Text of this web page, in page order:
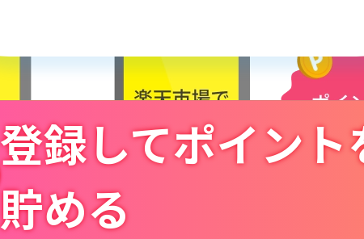
登録してポイント
貯める